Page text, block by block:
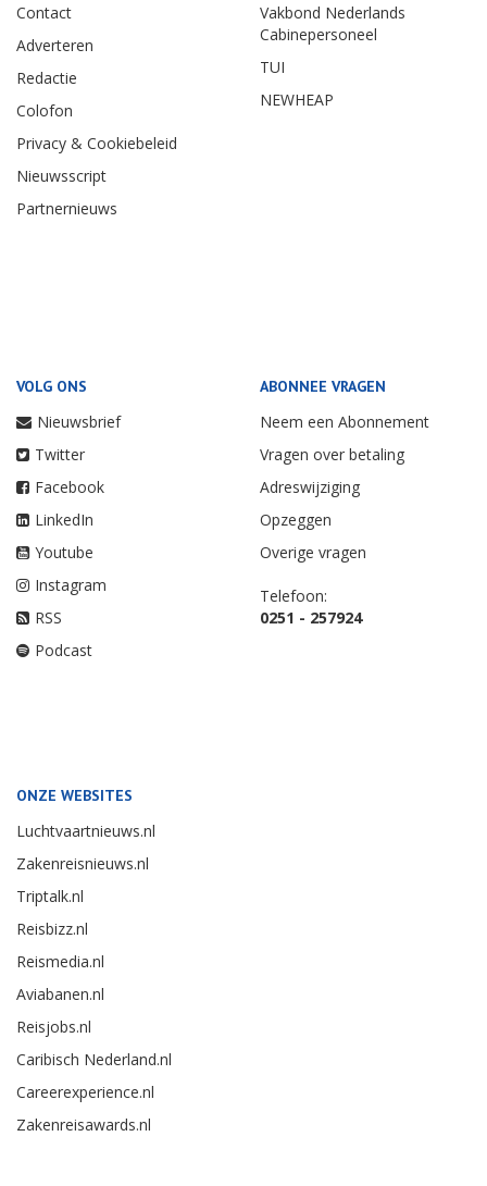
Contact
Adverteren
Redactie
Colofon
Privacy & Cookiebeleid
Nieuwsscript
Partnernieuws
Vakbond Nederlands
Cabinepersoneel
TUI
NEWHEAP
VOLG ONS
Nieuwsbrief
Twitter
Facebook
LinkedIn
Youtube
Instagram
RSS
Podcast
ABONNEE VRAGEN
Neem een Abonnement
Vragen over betaling
Adreswijziging
Opzeggen
Overige vragen
Telefoon:
0251 - 257924
ONZE WEBSITES
Luchtvaartnieuws.nl
Zakenreisnieuws.nl
Triptalk.nl
Reisbizz.nl
Reismedia.nl
Aviabanen.nl
Reisjobs.nl
Caribisch Nederland.nl
Careerexperience.nl
Zakenreisawards.nl